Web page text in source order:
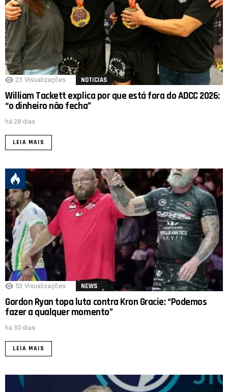
23 Visualizações NOTICIAS
William Tackett explica por que está fora do ADCC 2026:
“o dinheiro não fecha”
há 28 dias
LEIA MAIS
53 Visualizações NEWS
Gordon Ryan topa luta contra Kron Gracie: “Podemos
fazer a qualquer momento”
há 30 dias
LEIA MAIS